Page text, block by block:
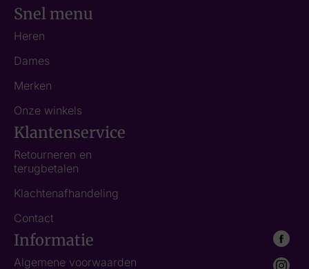
Snel menu
Heren
Dames
Merken
Onze winkels
Klantenservice
Retourneren en
terugbetalen
Klachtenafhandeling
Contact
Informatie
Algemene voorwaarden